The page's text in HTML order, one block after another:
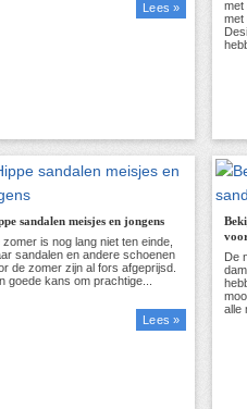
Lees »
sandalen meisjes en jongens
Lees »